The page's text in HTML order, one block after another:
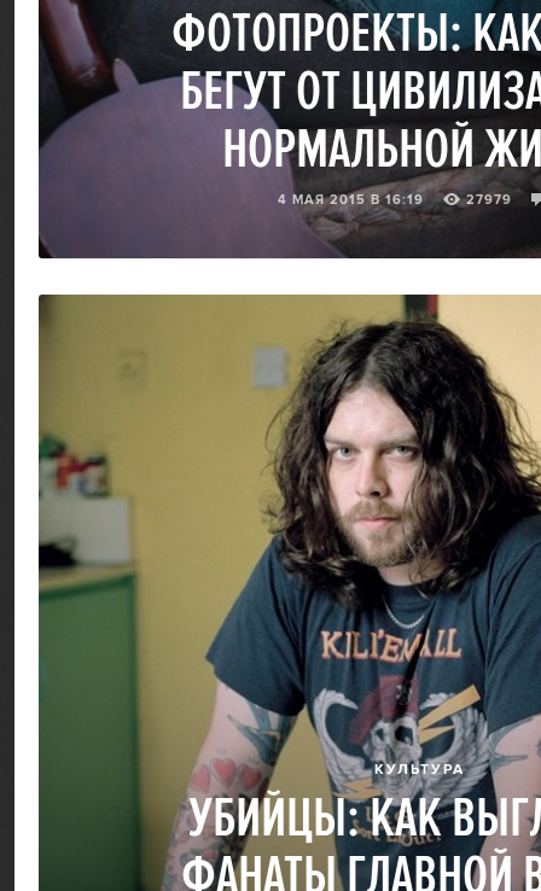
ФОТОПРОЕКТЫ:
БЕГУТ ОТ
НОРМАЛЬНОЙ
4 МАЯ 2015 В 16:19 27979
КУЛЬТУРА
УБИЙЦЫ: КАК
ФАНАТЫ ГЛАВНОЙ